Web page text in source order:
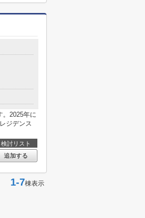
。2025年に
レジデンス
検討リスト
追加する
1-7棟表示